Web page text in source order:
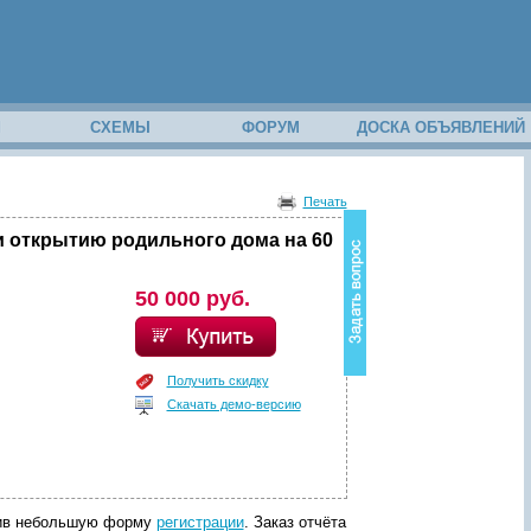
СХЕМЫ ФОРУМ ДОСКА ОБЪЯВЛЕНИЙ
о
з
с
п
о
с
о
д
е
р
Печать
родильного дома на 60
50 000 руб.
Получить скидку
Скачать демо-версию
небольшую форму регистрации. Заказ отчёта